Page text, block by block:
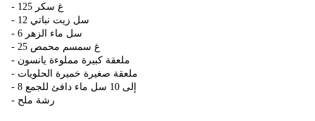
- 125 غ سكر
- 12 سل زيت نباتي
- 6 سل ماء الزهر
- 25 غ سمسم محمص
- ملعقة كبيرة مملوءة يانسون
- ملعقة صغيرة خميرة الحلويات
- 8 إلى 10 سل ماء دافئ للجمع
- رشة ملح